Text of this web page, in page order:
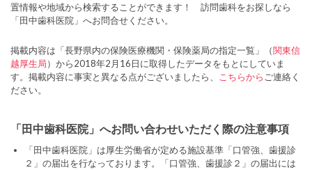
置情報や地域から検索することができます！ 訪問歯科をお探しなら
「田中歯科医院」へお問合せください。
掲載内容は「長野県内の保険医療機関・保険薬局の指定一覧」（関東信
越厚生局）から2018年2月16日に取得したデータをもとにしていま
す。掲載内容に事実と異なる点がございましたら、
こちらから ご連絡く
ださい。
「田中歯科医院」へお問い合わせいただく際の注意事項
「田中歯科医院」は厚生労働省が定める施設基準「口管強、歯援診
２」の届出を行なっております。「口管強、歯援診２」の届出には